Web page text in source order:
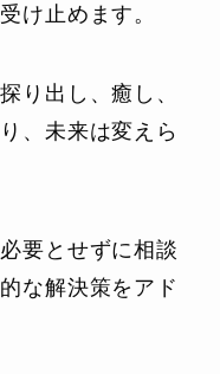
け止めます。
り出し、癒し、
、未来は変えら
要とせずに相談
な解決策をアド